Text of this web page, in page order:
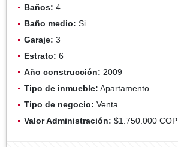
Baños: 4
Baño medio: Si
Garaje: 3
Estrato: 6
Año construcción: 2009
Tipo de inmueble: Apartamento
Tipo de negocio: Venta
Valor Administración: $1.750.000 COP